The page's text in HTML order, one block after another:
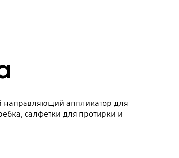
направляющий аппликатор для
салфетки для протирки и